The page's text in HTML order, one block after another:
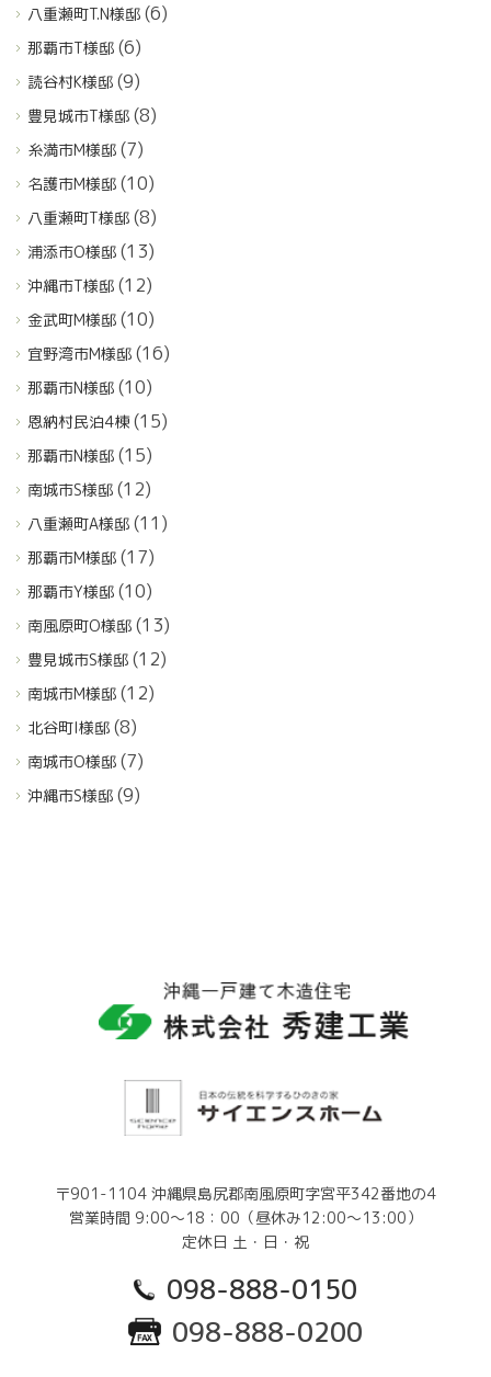
八重瀬町T.N様邸 (6)
那覇市T様邸 (6)
読谷村K様邸 (9)
豊見城市T様邸 (8)
糸満市M様邸 (7)
名護市M様邸 (10)
八重瀬町T様邸 (8)
浦添市O様邸 (13)
沖縄市T様邸 (12)
金武町M様邸 (10)
宜野湾市M様邸 (16)
那覇市N様邸 (10)
恩納村民泊4棟(15)
那覇市N様邸 (15)
南城市S様邸 (12)
八重瀬町A様邸 (11)
那覇市M様邸 (17)
那覇市Y様邸 (10)
南風原町O様邸 (13)
豊見城市S様邸 (12)
南城市M様邸 (12)
北谷町I様邸 (8)
南城市O様邸 (7)
沖縄市S様邸 (9)
〒901-1104 沖縄県島尻郡南風原町字宮平342番地の4
営業時間 9:00～18：00（昼休み12:00～13:00）
定休日 土・日・祝
098-888-0150
098-888-0200